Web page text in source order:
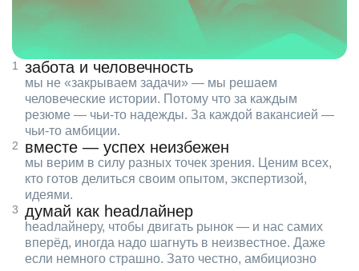
забота и человечность
мы не «закрываем задачи» — мы решаем
человеческие истории. Потому что за каждым
резюме — чьи‑то надежды. За каждой вакансией —
чьи‑то амбиции.
вместе — успех неизбежен
мы верим в силу разных точек зрения. Ценим всех,
кто готов делиться своим опытом, экспертизой,
идеями.
думай как headлайнер
headлайнеру, чтобы двигать рынок — и нас самих
вперёд, иногда надо шагнуть в неизвестное. Даже
если немного страшно. Зато честно, амбициозно